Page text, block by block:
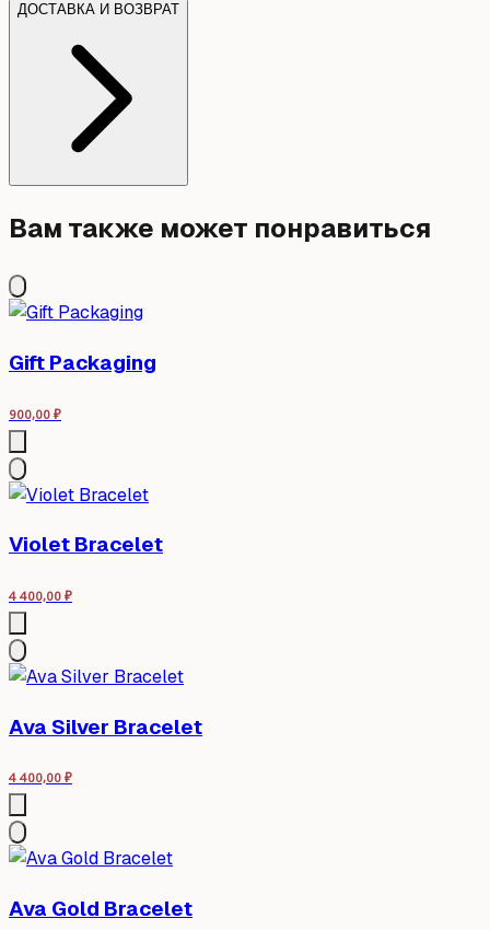
ДОСТАВКА И ВОЗВРАТ
Вам также может понравиться
Gift Packaging
900,00 ₽
Violet Bracelet
4 400,00 ₽
Ava Silver Bracelet
4 400,00 ₽
Ava Gold Bracelet